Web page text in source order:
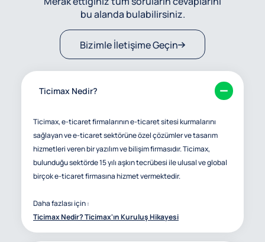
bu alanda bulabilirsiniz.
Bizimle İletişime Geçin
Ticimax Nedir?
Ticimax, e-ticaret firmalarının e-ticaret sitesi kurmalarını
sağlayan ve e-ticaret sektörüne özel çözümler ve tasarım
hizmetleri veren bir yazılım ve bilişim firmasıdır. Ticimax,
bulunduğu sektörde 15 yılı aşkın tecrübesi ile ulusal ve global
birçok e-ticaret firmasına hizmet vermektedir.
Daha fazlası için :
Ticimax Nedir? Ticimax'ın Kuruluş Hikayesi